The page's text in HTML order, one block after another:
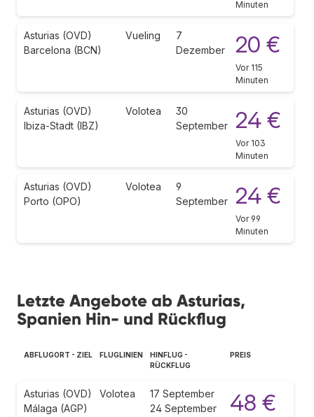
Minuten
Asturias (OVD)
Barcelona (BCN)
Vueling
7
Dezember
20 €
Vor 115
Minuten
Asturias (OVD)
Ibiza-Stadt (IBZ)
Volotea
30
September
24 €
Vor 103
Minuten
Asturias (OVD)
Porto (OPO)
Volotea
9
September
24 €
Vor 99
Minuten
Letzte Angebote ab Asturias,
Spanien Hin- und Rückflug
ABFLUGORT - ZIEL FLUGLINIEN
HINFLUG -
RÜCKFLUG
PREIS
Asturias (OVD)
Málaga (AGP)
Volotea
17 September
24 September
48 €